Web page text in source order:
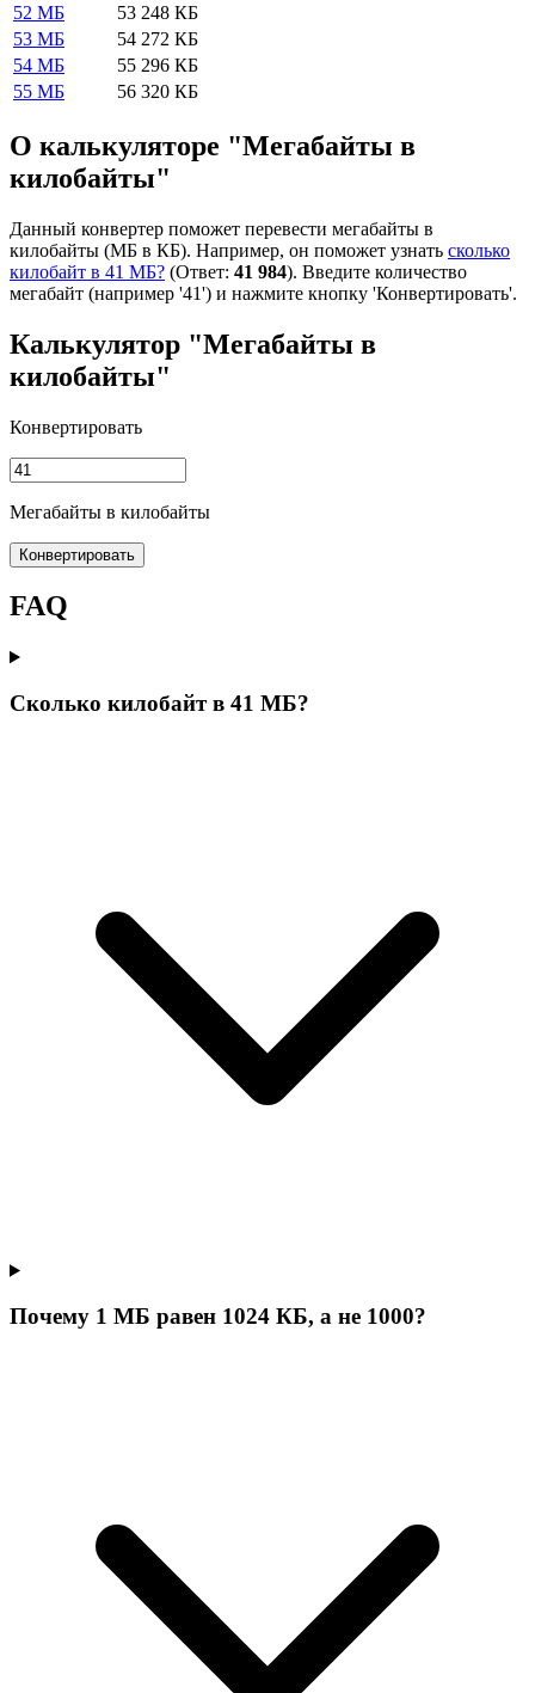
52 МБ
53 248 КБ
53 МБ
54 272 КБ
54 МБ
55 296 КБ
55 МБ
56 320 КБ
О калькуляторе "Мегабайты в
килобайты"
Данный конвертер поможет перевести мегабайты в
килобайты (МБ в КБ). Например, он поможет узнать сколько
килобайт в 41 МБ? (Ответ: 41 984). Введите количество
мегабайт (например '41') и нажмите кнопку 'Конвертировать'.
Калькулятор "Мегабайты в
килобайты"
Конвертировать
Мегабайты в килобайты
Конвертировать
FAQ
Сколько килобайт в 41 МБ?
Почему 1 МБ равен 1024 КБ, а не 1000?